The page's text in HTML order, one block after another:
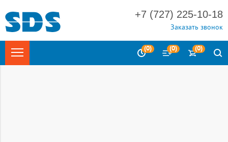
+7 (727) 225-10-18
Заказать звонок
(0) (0) (0)